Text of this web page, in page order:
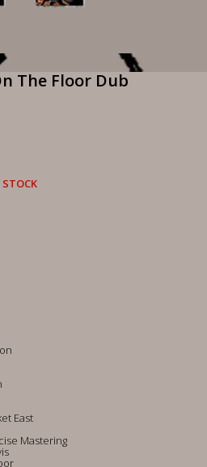
The Floor Dub
East
Mastering